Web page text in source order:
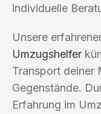
individuelle
Unsere
Umzugshelfer
Transport deiner
Gegenstände.
Erfahrung im